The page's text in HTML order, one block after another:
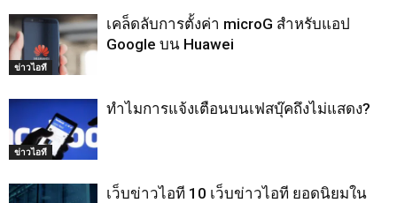
ข่าวไอที
เคล็ดลับการตั้งค่า microG สำหรับแอป
Google บน Huawei
ข่าวไอที
ทำไมการแจ้งเตือนบนเฟสบุ๊คถึงไม่แสดง?
เว็บข่าวไอที 10 เว็บข่าวไอที ยอดนิยมใน